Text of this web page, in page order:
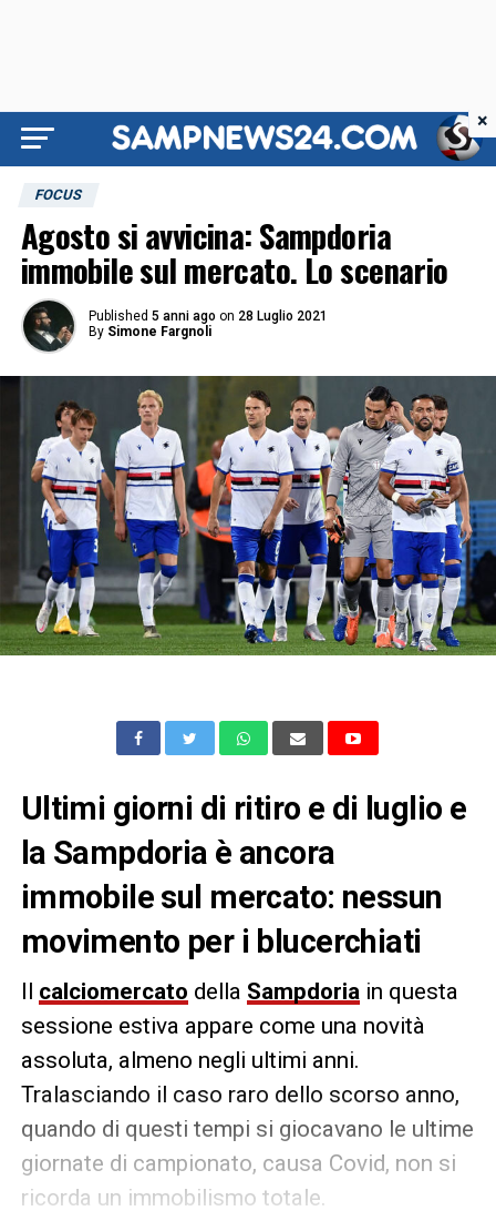
FOCUS
Agosto si avvicina: Sampdoria
immobile sul mercato. Lo scenario
Published 5 anni ago on 28 Luglio 2021
By Simone Fargnoli
Ultimi giorni di ritiro e di luglio e
la Sampdoria è ancora
immobile sul mercato: nessun
movimento per i blucerchiati
Il calciomercato della Sampdoriain questa
sessione estiva appare come una novità
assoluta, almeno negli ultimi anni.
Tralasciando il caso raro dello scorso anno,
quando di questi tempi si giocavano le ultime
giornate di campionato, causa Covid, non si
ricorda un immobilismo totale.
×